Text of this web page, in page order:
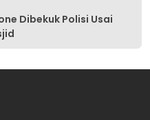
Dibekuk Polisi Usai